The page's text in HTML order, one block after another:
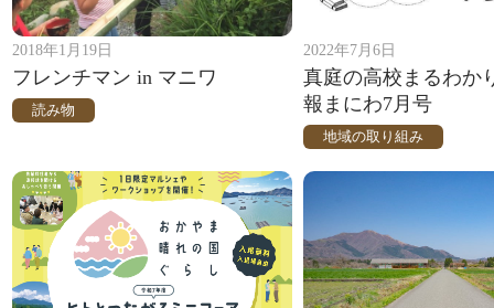
2018年1月19日
フレンチマン in マニワ
読み物
2022年7月6日
真庭の高校まるわか
報まにわ7月号
地域の取り組み